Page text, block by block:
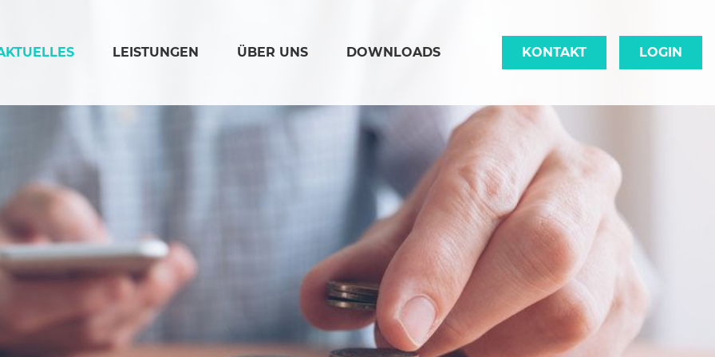
(AKTIV)LEISTUNGEN ÜBER UNS DOWNLOADS KONTAKT LOGIN
Loading...